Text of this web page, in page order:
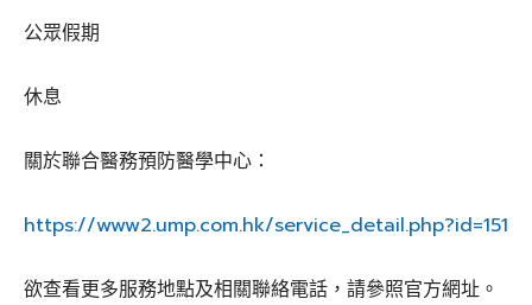
公眾假期
休息
關於聯合醫務預防醫學中心：
https://www2.ump.com.hk/service_detail.php?id=151
欲查看更多服務地點及相關聯絡電話，請參照官方網址。